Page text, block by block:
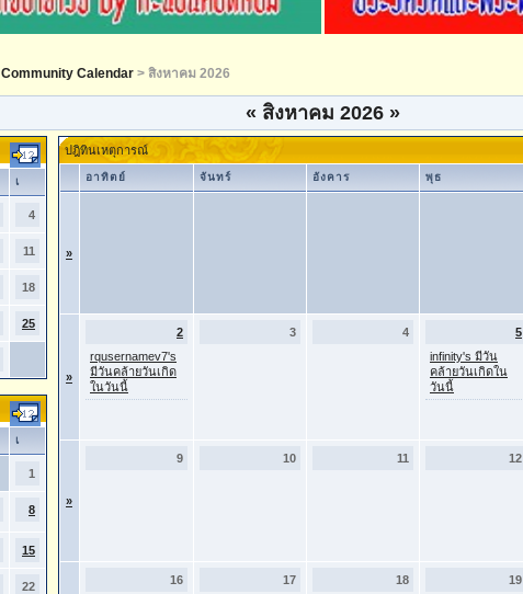
Community Calendar > สิงหาคม 2026
« สิงหาคม 2026 »
เ
4
11
18
25
เ
1
8
15
22
ปฎิทินเหตุการณ์
อาทิตย์ จันทร์ อังคาร พุธ
»
»
2
rqusernamev7's
มีวันคล้ายวันเกิด
ในวันนี้
3 4
5
infinity's มีวัน
คล้ายวันเกิดใน
วันนี้
»
9 10 11 12
16 17 18 19